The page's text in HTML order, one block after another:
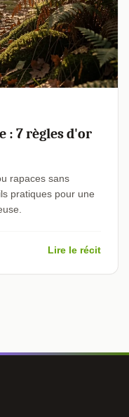
: 7 règles d'or
rapaces sans
pratiques pour une
Lire le récit